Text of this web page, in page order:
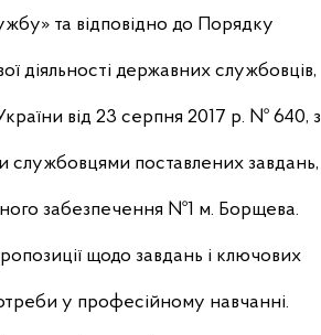
та відповідно до Порядку
діяльності державних службовців,
від 23 серпня 2017 р. № 640, з
службовцями поставлених завдань,
забезпечення №1 м. Борщева.
щодо завдань і ключових
у професійному навчанні.